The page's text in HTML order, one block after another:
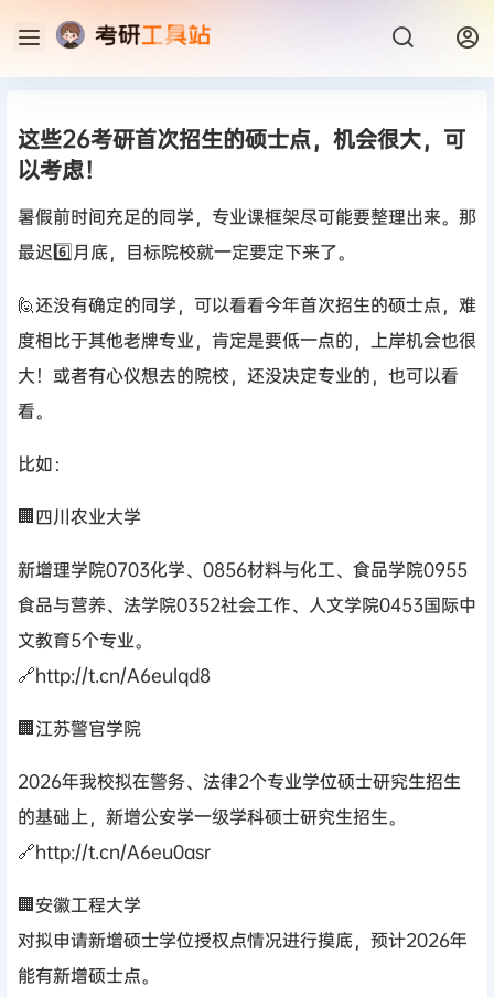
这些26考研首次招生的硕士点，机会很大，可
以考虑！
暑假前时间充足的同学，专业课框架尽可能要整理出来。那
最迟6️⃣月底，目标院校就一定要定下来了。
🙋还没有确定的同学，可以看看今年首次招生的硕士点，难
度相比于其他老牌专业，肯定是要低一点的，上岸机会也很
大！或者有心仪想去的院校，还没决定专业的，也可以看
看。
比如：
🏢四川农业大学
新增理学院0703化学、0856材料与化工、食品学院0955
食品与营养、法学院0352社会工作、人文学院0453国际中
文教育5个专业。
🔗http://t.cn/A6eulqd8
🏢江苏警官学院
2026年我校拟在警务、法律2个专业学位硕士研究生招生
的基础上，新增公安学一级学科硕士研究生招生。
🔗http://t.cn/A6eu0asr
🏢安徽工程大学
对拟申请新增硕士学位授权点情况进行摸底，预计2026年
能有新增硕士点。